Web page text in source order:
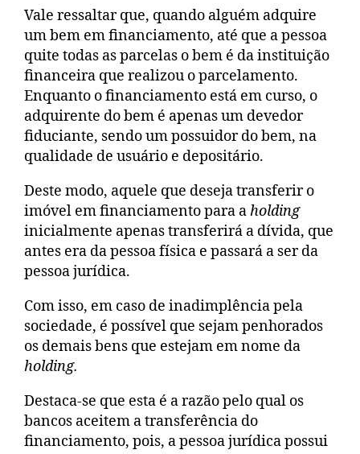
Vale ressaltar que, quando alguém adquire
um bem em financiamento, até que a pessoa
quite todas as parcelas o bem é da instituição
financeira que realizou o parcelamento.
Enquanto o financiamento está em curso, o
adquirente do bem é apenas um devedor
fiduciante, sendo um possuidor do bem, na
qualidade de usuário e depositário.
Deste modo, aquele que deseja transferir o
imóvel em financiamento para aholding
inicialmente apenas transferirá a dívida, que
antes era da pessoa física e passará a ser da
pessoa jurídica.
Com isso, em caso de inadimplência pela
sociedade, é possível que sejam penhorados
os demais bens que estejam em nome da
holding.
Destaca-se que esta é a razão pelo qual os
bancos aceitem a transferência do
financiamento, pois, a pessoa jurídica possui